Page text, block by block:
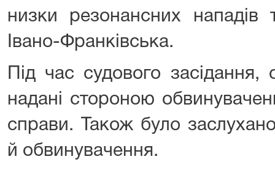
низки резонансних нападів
Івано-Франківська.
Під час судового
надані стороною
справи. Також було заслухано
й обвинувачення.